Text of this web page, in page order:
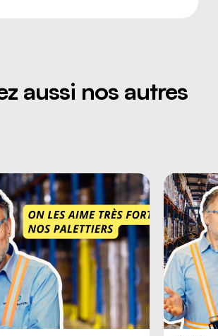
aussi nos autres